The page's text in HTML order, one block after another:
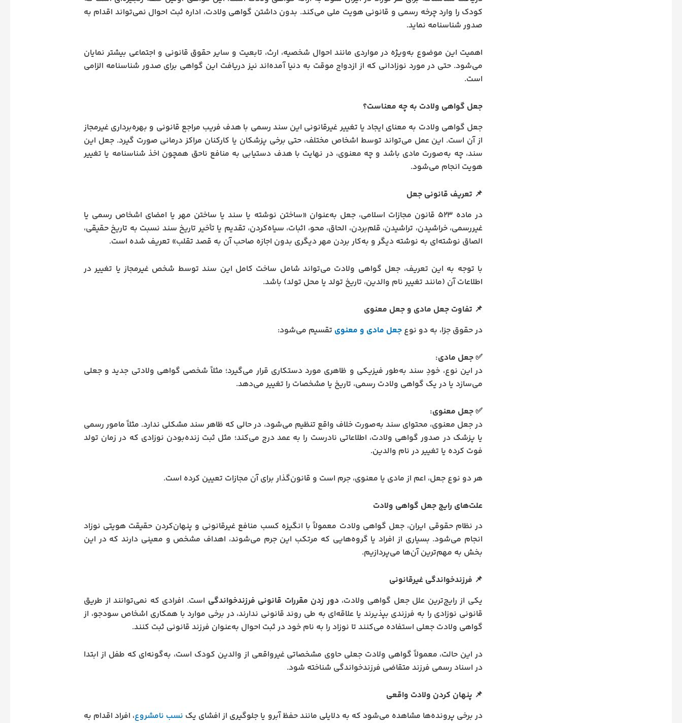
کودک را وارد چرخه رسمی و قانونی هویت ملی می‌کند. بدون داشتن گواهی ولادت، اداره ثبت احوال نمی‌تواند اقدام به
صدور شناسنامه نماید.
اهمیت این موضوع به‌ویژه در مواردی مانند احوال شخصیه، ارث، تابعیت و سایر حقوق قانونی و اجتماعی بیشتر نمایان
می‌شود. حتی در مورد نوزادانی که از ازدواج موقت به دنیا آمده‌اند نیز دریافت این گواهی برای صدور شناسنامه الزامی
است.
جعل گواهی ولادت به چه معناست؟
جعل گواهی ولادت به معنای ایجاد یا تغییر غیرقانونی این سند رسمی با هدف فریب مراجع قانونی و بهره‌برداری غیرمجاز
از آن است. این عمل می‌تواند توسط اشخاص مختلف، حتی برخی پزشکان یا کارکنان مراکز درمانی صورت گیرد. جعل این
سند، چه به‌صورت مادی باشد و چه معنوی، در نهایت با هدف دستیابی به منافع ناحق همچون اخذ شناسنامه یا تغییر
هویت انجام می‌شود.
📌 تعریف قانونی جعل
در ماده ۵۲۳ قانون مجازات اسلامی، جعل به‌عنوان «ساختن نوشته یا سند یا ساختن مهر یا امضای اشخاص رسمی یا
غیررسمی، خراشیدن، تراشیدن، قلم‌بردن، الحاق، محو، اثبات، سیاه‌کردن، تقدیم یا تأخیر تاریخ سند نسبت به تاریخ حقیقی،
الصاق نوشته‌ای به نوشته دیگر و به‌کار بردن مهر دیگری بدون اجازه صاحب آن به قصد تقلب» تعریف شده است.
با توجه به این تعریف، جعل گواهی ولادت می‌تواند شامل ساخت کامل این سند توسط شخص غیرمجاز یا تغییر در
اطلاعات آن (مانند تغییر نام والدین، تاریخ تولد یا محل تولد) باشد.
📌 تفاوت جعل مادی و جعل معنوی
در حقوق جزا، به دو نوع جعل مادی و معنوی تقسیم می‌شود:
✅جعل مادی:
در این نوع، خودِ سند به‌طور فیزیکی و ظاهری مورد دستکاری قرار می‌گیرد؛ مثلاً شخصی گواهی ولادتی جدید و جعلی
می‌سازد یا در یک گواهی ولادت رسمی، تاریخ یا مشخصات را تغییر می‌دهد.
✅جعل معنوی:
در جعل معنوی، محتوای سند به‌صورت خلاف واقع تنظیم می‌شود، در حالی که ظاهر سند مشکلی ندارد. مثلاً مامور رسمی
یا پزشک در صدور گواهی ولادت، اطلاعاتی نادرست را به عمد درج می‌کند؛ مثل ثبت زنده‌بودن نوزادی که در زمان تولد
فوت کرده یا تغییر در نام والدین.
هر دو نوع جعل، اعم از مادی یا معنوی، جرم است و قانون‌گذار برای آن مجازات تعیین کرده است.
علت‌های رایج جعل گواهی ولادت
در نظام حقوقی ایران، جعل گواهی ولادت معمولاً با انگیزه کسب منافع غیرقانونی و پنهان‌کردن حقیقت هویتی نوزاد
انجام می‌شود. بسیاری از افراد یا گروه‌هایی که مرتکب این جرم می‌شوند، اهداف مشخص و معینی دارند که در این
بخش به مهم‌ترین آن‌ها می‌پردازیم.
📌 فرزندخواندگی غیرقانونی
یکی از رایج‌ترین علل جعل گواهی ولادت،دور زدن مقررات قانونی فرزندخواندگی است. افرادی که نمی‌توانند از طریق
قانونی نوزادی را به فرزندی بپذیرند یا علاقه‌ای به طی روند قانونی ندارند، در برخی موارد با همکاری اشخاص سودجو، از
گواهی ولادت جعلی استفاده می‌کنند تا نوزاد را به نام خود در ثبت احوال به‌عنوان فرزند قانونی ثبت کنند.
در این حالت، معمولاً گواهی ولادت جعلی حاوی مشخصاتی غیرواقعی از والدین کودک است، به‌گونه‌ای که طفل از ابتدا
در اسناد رسمی فرزند متقاضی فرزندخواندگی شناخته شود.
📌 پنهان کردن ولادت واقعی
در برخی پرونده‌ها مشاهده می‌شود که به دلایلی مانند حفظ آبرو یا جلوگیری از افشای یک نسب نامشروع، افراد اقدام به